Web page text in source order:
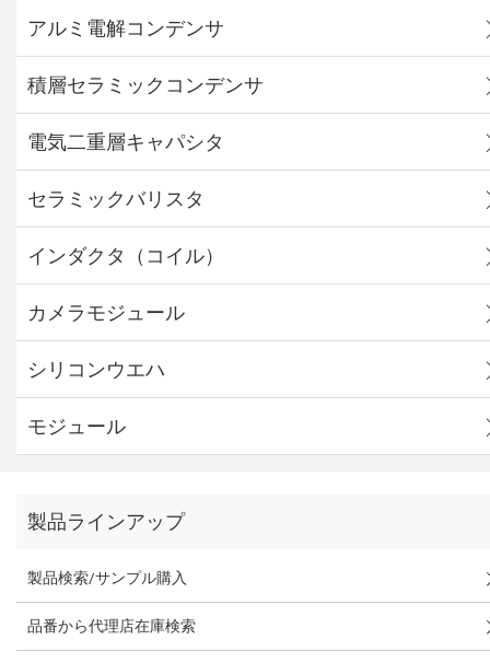
アルミ電解コンデンサ
積層セラミックコンデンサ
電気二重層キャパシタ
セラミックバリスタ
インダクタ（コイル）
カメラモジュール
シリコンウエハ
モジュール
製品ラインアップ
製品検索/サンプル購入
品番から代理店在庫検索